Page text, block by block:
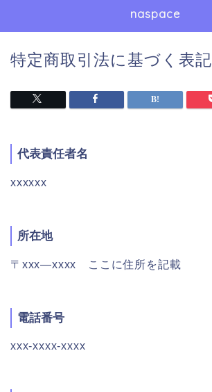
naspace
特定商取引法に基づく表記
代表責任者名
xxxxxx
所在地
〒xxx―xxxx ここに住所を記載
電話番号
xxx-xxxx-xxxx